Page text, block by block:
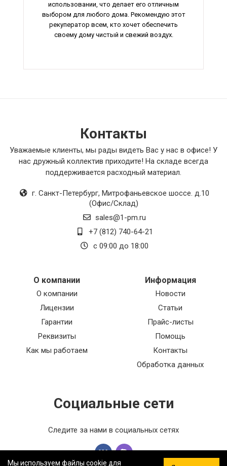
использовании, что делает его отличным
выбором для любого дома. Рекомендую этот
рекуператор всем, кто хочет обеспечить
своему дому чистый и свежий воздух.
Контакты
Уважаемые клиенты, мы рады видеть Вас у нас в офисе! У
нас дружный коллектив приходите! На складе всегда
поддерживается расходный материал.
г. Санкт-Петербург, Митрофаньевское шоссе. д.10
(Офис/Склад)
sales@1-pm.ru
+7 (812) 740-64-21
с 09:00 до 18:00
О компании
О компании
Лицензии
Гарантии
Реквизиты
Как мы работаем
Информация
Новости
Статьи
Прайс-листы
Помощь
Контакты
Обработка данных
Социальные сети
Следите за нами в социальных сетях
Мы используем файлы cookie для